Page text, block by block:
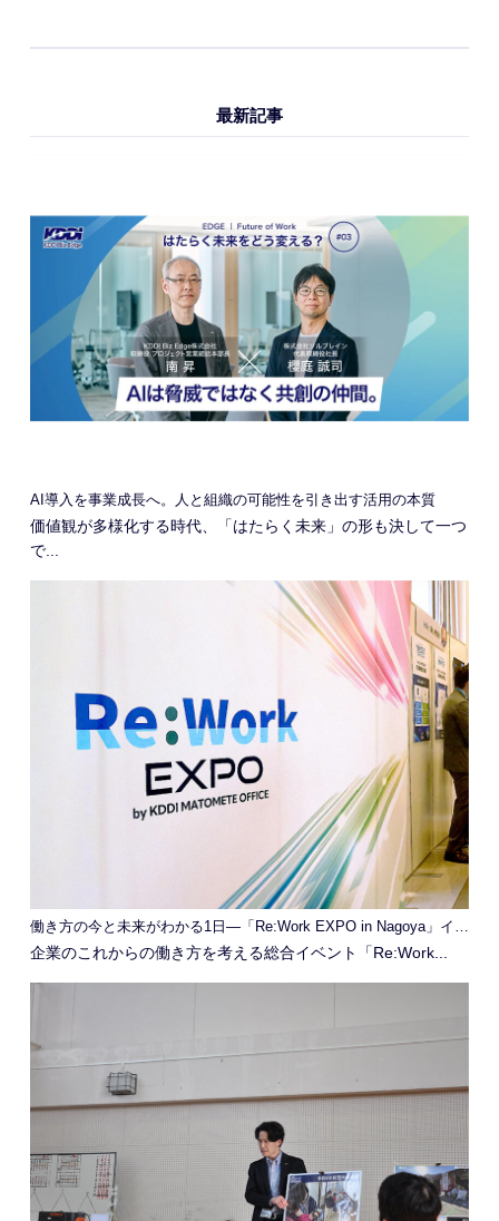
最新記事
AI導入を事業成長へ。人と組織の可能性を引き出す活用の本質
価値観が多様化する時代、「はたらく未来」の形も決して一つ
で...
働き方の今と未来がわかる1日―「Re:Work EXPO in Nagoya」イベントレポート
企業のこれからの働き方を考える総合イベント「Re:Work...